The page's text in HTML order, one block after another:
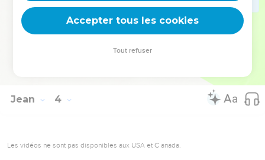
croire au Fils n’aura pas cette vie, mais il reste exposé à la
colère de Dieu. »
© Société biblique française – Bibli’O, 1997, avec autorisation. Pour vous procurer
Jean 4
Les vidéos ne sont pas disponibles aux USA et C anada.
Accepter tous les cookies
Tout refuser